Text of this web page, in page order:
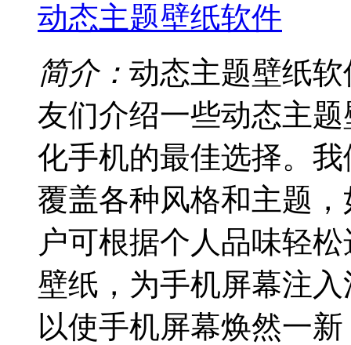
动态主题壁纸软件
简介： 动态主题壁纸
友们介绍一些动态主
化手机的最佳选择。
覆盖各种风格和主题
户可根据个人品味轻
壁纸，为手机屏幕注
以使手机屏幕焕然一